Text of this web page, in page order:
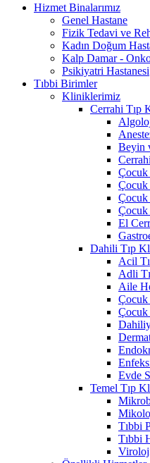
Hizmet Binalarımız
Genel Hastane
Fizik Tedavi ve
Kadın Doğum
Kalp Damar -
Psikiyatri Hastanesi
Tıbbi Birimler
Kliniklerimiz
Cerrahi Tıp
Beyin
Çocuk
Çocuk
Çocuk
El
Dahili Tıp
Acil
Adli
Aile
Çocuk
Çocuk
Evde
Temel Tıp
Tıbbi
Tıbbi